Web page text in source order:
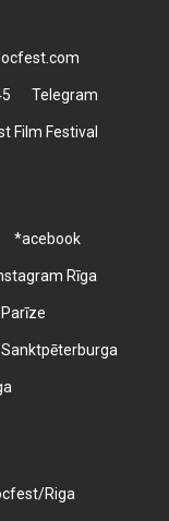
Telegram
Film Festival
*acebook
Rīga
Riga